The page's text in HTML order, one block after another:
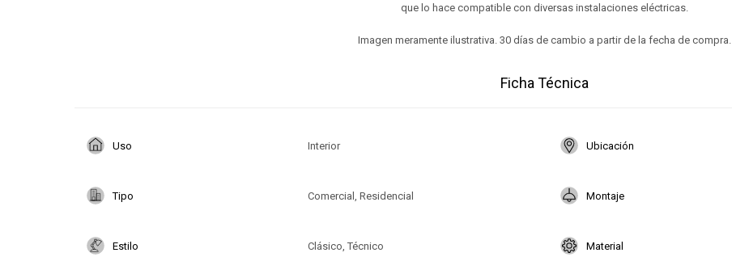
que lo hace compatible con diversas instalaciones eléctricas.
Imagen meramente ilustrativa. 30 días de cambio a partir de la fecha de compra.
Ficha Técnica
Uso Interior Ubicación
Tipo Comercial, Residencial Montaje
Estilo Clásico, Técnico Material